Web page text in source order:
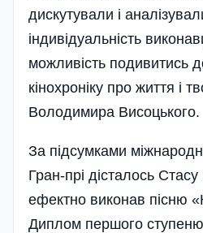
дискутували і
індивідуальність
можли­вість подивитись
кінохроніку про життя і
Володимира Висоцького.
За підсумками
Гран-прі дісталось
ефектно виконав пісню
Диплом першого